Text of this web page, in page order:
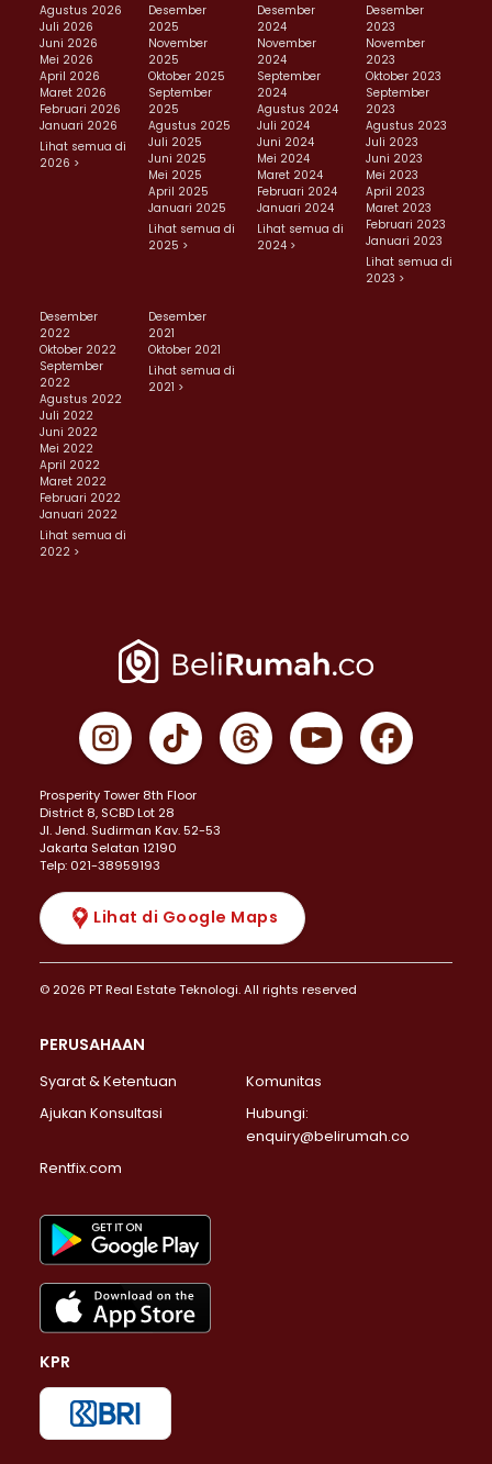
Agustus 2026
Juli 2026
Juni 2026
Mei 2026
April 2026
Maret 2026
Februari 2026
Januari 2026
Lihat semua di
2026 >
Desember
2025
November
2025
Oktober 2025
September
2025
Agustus 2025
Juli 2025
Juni 2025
Mei 2025
April 2025
Januari 2025
Lihat semua di
2025 >
Desember
2024
November
2024
September
2024
Agustus 2024
Juli 2024
Juni 2024
Mei 2024
Maret 2024
Februari 2024
Januari 2024
Lihat semua di
2024 >
Desember
2023
November
2023
Oktober 2023
September
2023
Agustus 2023
Juli 2023
Juni 2023
Mei 2023
April 2023
Maret 2023
Februari 2023
Januari 2023
Lihat semua di
2023 >
Desember
2022
Oktober 2022
September
2022
Agustus 2022
Juli 2022
Juni 2022
Mei 2022
April 2022
Maret 2022
Februari 2022
Januari 2022
Lihat semua di
2022 >
Desember
2021
Oktober 2021
Lihat semua di
2021 >
Prosperity Tower 8th Floor
District 8, SCBD Lot 28
JI. Jend. Sudirman Kav. 52-53
Jakarta Selatan 12190
Telp: 021-38959193
Lihat di Google Maps
© 2026 PT Real Estate Teknologi. All rights reserved
PERUSAHAAN
Syarat & Ketentuan
Komunitas
Ajukan Konsultasi
Hubungi:
enquiry@belirumah.co
Rentfix.com
KPR